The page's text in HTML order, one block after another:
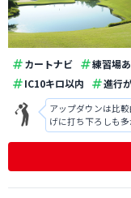
カートナビ 練習場
IC10キロ以内
進行
アップダウンは比
げに打ち下ろしも
にもなりとても楽